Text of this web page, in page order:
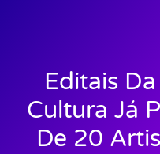
Editais
Cultura Já
De 20